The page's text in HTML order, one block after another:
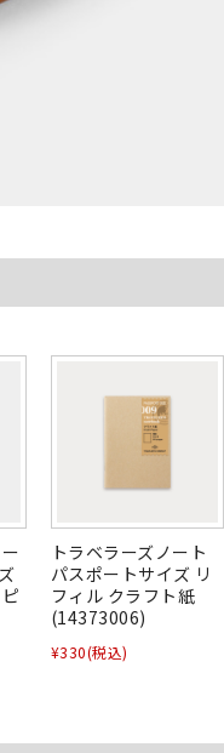
トラベラーズノート
パスポートサイズ リ
フィル クラフト紙
(14373006)
¥330(税込)